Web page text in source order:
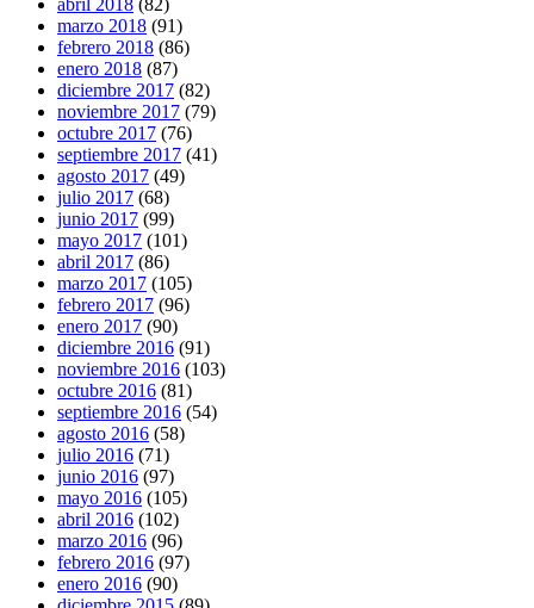
marzo 2018 (91)
febrero 2018 (86)
enero 2018 (87)
diciembre 2017 (82)
noviembre 2017 (79)
octubre 2017 (76)
septiembre 2017 (41)
agosto 2017 (49)
julio 2017 (68)
junio 2017 (99)
mayo 2017 (101)
abril 2017 (86)
marzo 2017 (105)
febrero 2017 (96)
enero 2017 (90)
diciembre 2016 (91)
noviembre 2016 (103)
octubre 2016 (81)
septiembre 2016 (54)
agosto 2016 (58)
julio 2016 (71)
junio 2016 (97)
mayo 2016 (105)
abril 2016 (102)
marzo 2016 (96)
febrero 2016 (97)
enero 2016 (90)